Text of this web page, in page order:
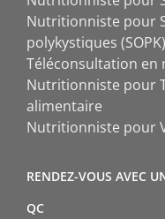
Nutritionniste pour
polykystiques (SOPK)
Téléconsultation
Nutritionniste pour
alimentaire
Nutritionniste pour
RENDEZ-VOUS AVEC
QC